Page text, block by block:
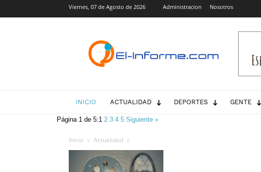
Viernes, 07 de Agosto de 2026 Administracion Nosotros
Informe.com
INICIO ACTUALIDAD DEPORTES GENTE
Página 1 de 5:1 2345Siguiente »
Inicio Actualidad